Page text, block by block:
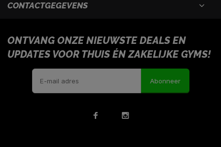
CONTACTGEGEVENS
ONTVANG ONZE NIEUWSTE DEALS EN
UPDATES VOOR THUIS ÉN ZAKELIJKE GYMS!
Abonneer